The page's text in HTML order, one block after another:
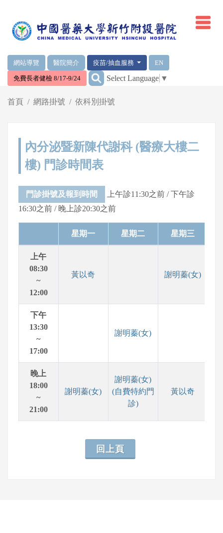
網站導覽 醫院簡介 疫苗/抽血服務 EN
免費長者健檢 8/17-9/24 ::: Select Language ▼
首頁 網路掛號 依科別掛號
內分泌暨新陳代謝科 (醫療大樓二
樓) 門診時間表
門診掛號及報到時間
上午診11:30之前 / 下午診
16:30之前 / 晚上診20:30之前
星期一 星期二 星期三
上午
08:30
~
12:00
黃以奇 謝明蓁(女)
下午
13:30
~
17:00
謝明蓁(女)
晚上
18:00
~
21:00
謝明蓁(女)
謝明蓁(女)
(自費特約門
診)
黃以奇
回上頁